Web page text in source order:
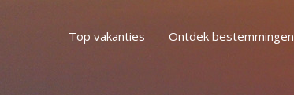
Top vakanties Ontdek bestemmingen